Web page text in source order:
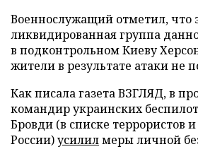
Военнослужащий отметил, что
ликвидированная группа
в подконтрольном Киеву
жители в результате атаки не
Как писала газета ВЗГЛЯД, в
командир украинских
Бровди (в списке террористов
России)усилилмеры личной